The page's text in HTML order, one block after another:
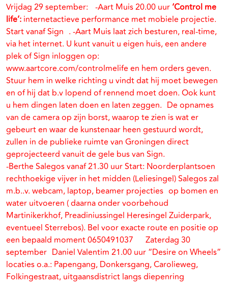
Vrijdag 29 september: -Aart Muis 20.00 uur ‘Control me
life’: internetactieve performance met mobiele projectie.
Start vanaf Sign . -Aart Muis laat zich besturen, real-time,
via het internet. U kunt vanuit u eigen huis, een andere
plek of Sign inloggen op:
www.aartcore.com/controlmelife en hem orders geven.
Stuur hem in welke richting u vindt dat hij moet bewegen
en of hij dat b.v lopend of rennend moet doen. Ook kunt
u hem dingen laten doen en laten zeggen. De opnames
van de camera op zijn borst, waarop te zien is wat er
gebeurt en waar de kunstenaar heen gestuurd wordt,
zullen in de publieke ruimte van Groningen direct
geprojecteerd vanuit de gele bus van Sign.
-Berthe Salegos vanaf 21.30 uur Start: Noorderplantsoen
rechthoekige vijver in het midden (Leliesingel) Salegos zal
m.b..v. webcam, laptop, beamer projecties op bomen en
water uitvoeren ( daarna onder voorbehoud
Martinikerkhof, Preadiniussingel Heresingel Zuiderpark,
eventueel Sterrebos). Bel voor exacte route en positie op
een bepaald moment 0650491037 Zaterdag 30
september Daniel Valentim 21.00 uur “Desire on Wheels”
locaties o.a.: Papengang, Donkersgang, Carolieweg,
Folkingestraat, uitgaansdistrict langs diepenring